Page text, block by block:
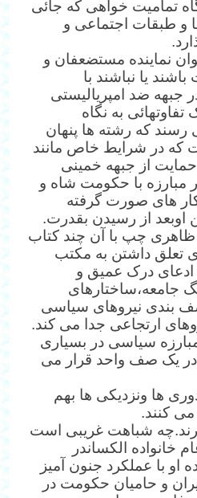
تمامیت خواهی که جائی
و طبقات اجتماعی و
نماینده مستضعفان و
یا نباشند با
ضد امپریالیستی
تفاوتهائی به نگاه
که رشته ها پنهان
که در شرایط خاص مانند
حمایت از جبهه خمینی
مبارزه با حکومت شاه و
های صورت گرفته
از رسیدن بقدرت.
چپ با آن چند کتاب
تعلق داشتن به مکتب
درک عمیق و
جامعه،ساختارهای
بندی نیروهای سیاسی
ارتجاعی جدا می کند.
سیاسی در بسیاری
در یک صف واحد قرار می
ها ونزدیکی ها بهم
کنند.
شباهت غریبی است
الکساندر
او با عملکرد جنون آمیز
و حامیان حکومت در